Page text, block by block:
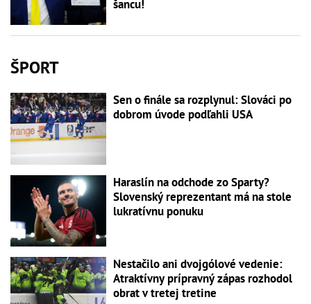
šancu!
ŠPORT
Sen o finále sa rozplynul: Slováci po
dobrom úvode podľahli USA
Haraslín na odchode zo Sparty?
Slovenský reprezentant má na stole
lukratívnu ponuku
Nestačilo ani dvojgólové vedenie:
Atraktívny prípravný zápas rozhodol
obrat v tretej tretine